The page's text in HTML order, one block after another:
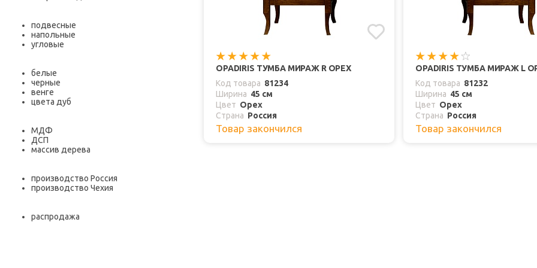
подвесные
напольные
угловые
белые
черные
венге
цвета дуб
МДФ
ДСП
массив дерева
производство Россия
производство Чехия
распродажа
OPADIRIS ТУМБА МИРАЖ R ОРЕХ
Код товара 81234
Ширина 45 см
Цвет Орех
Страна Россия
Товар закончился
OPADIRIS ТУМБА МИРАЖ L
Код товара 81232
Ширина 45 см
Цвет Орех
Страна Россия
Товар закончился